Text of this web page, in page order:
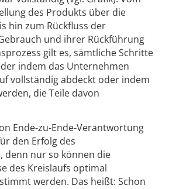
des Produkts über die
hin zum Rückfluss der
und ihrer Rückführung
gilt es, sämtliche Schritte
indem das Unternehmen
vollständig abdeckt oder indem
die Teile davon
Ende-zu-­Ende-Verantwortung
den Erfolg des
denn nur so können die
des Kreislaufs optimal
werden. Das heißt: Schon